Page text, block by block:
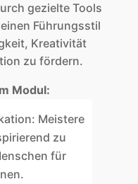
gezielte Tools
Führungsstil
Kreativität
zu fördern.
Modul:
Meistere
zu
für